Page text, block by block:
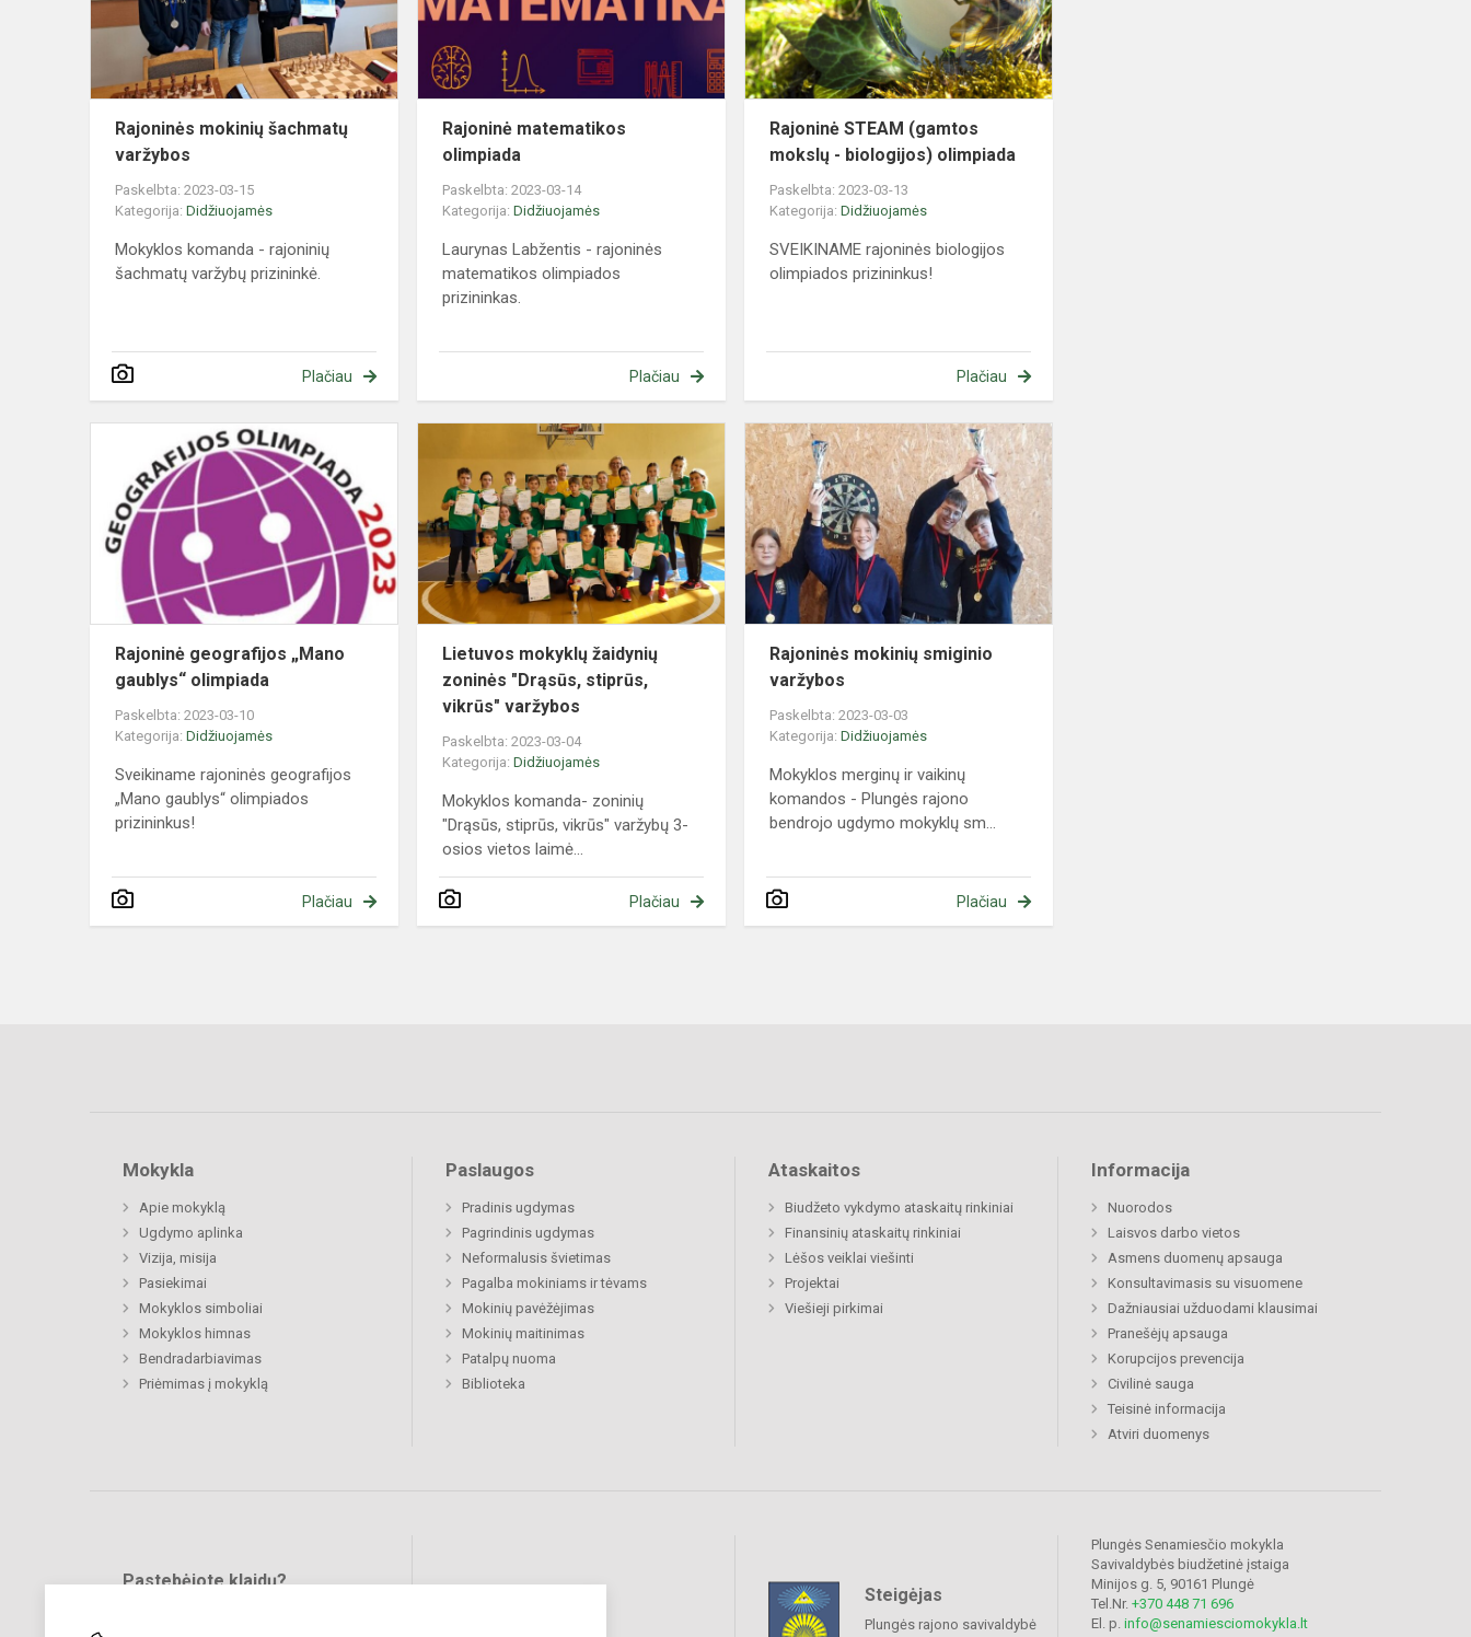
Rajoninės mokinių šachmatų
varžybos
Paskelbta: 2023-03-15
Kategorija: Didžiuojamės
Mokyklos komanda - rajoninių
šachmatų varžybų prizininkė.
Plačiau
Rajoninė matematikos
olimpiada
Paskelbta: 2023-03-14
Kategorija:Didžiuojamės
Laurynas Labžentis - rajoninės
matematikos olimpiados
prizininkas.
Plačiau
-
biologijos)
olimpiada
Rajoninė STEAM (gamtos
mokslų - biologijos) olimpiada
Paskelbta: 2023-03-13
Kategorija:Didžiuojamės
SVEIKINAME rajoninės biologijos
olimpiados prizininkus!
Plačiau
gaublys“
olimpiada
Rajoninė geografijos „Mano
gaublys“ olimpiada
Paskelbta: 2023-03-10
Kategorija: Didžiuojamės
Sveikiname rajoninės geografijos
„Mano gaublys“ olimpiados
prizininkus!
Plačiau
Lietuvos
mokyklų
žaidynių
zoninės
"Drąsūs,
stiprūs,
vikrūs"...
Lietuvos mokyklų žaidynių
zoninės "Drąsūs, stiprūs,
vikrūs" varžybos
Paskelbta: 2023-03-04
Kategorija:Didžiuojamės
Mokyklos komanda- zoninių
"Drąsūs, stiprūs, vikrūs" varžybų 3-
osios vietos laimė...
Plačiau
Rajoninės
mokinių
varžybos
Rajoninės mokinių smiginio
varžybos
Paskelbta: 2023-03-03
Kategorija:Didžiuojamės
Mokyklos merginų ir vaikinų
komandos - Plungės rajono
bendrojo ugdymo mokyklų sm...
Plačiau
Mokykla
Apie mokyklą
Ugdymo aplinka
Vizija, misija
Pasiekimai
Mokyklos simboliai
Mokyklos himnas
Bendradarbiavimas
Priėmimas į mokyklą
Paslaugos
Pradinis ugdymas
Pagrindinis ugdymas
Neformalusis švietimas
Pagalba mokiniams ir tėvams
Mokinių pavėžėjimas
Mokinių maitinimas
Patalpų nuoma
Biblioteka
Ataskaitos
Biudžeto vykdymo ataskaitų rinkiniai
Finansinių ataskaitų rinkiniai
Lėšos veiklai viešinti
Projektai
Viešieji pirkimai
Informacija
Nuorodos
Laisvos darbo vietos
Asmens duomenų apsauga
Konsultavimasis su visuomene
Dažniausiai užduodami klausimai
Pranešėjų apsauga
Korupcijos prevencija
Civilinė sauga
Teisinė informacija
Atviri duomenys
Pastebėjote klaidų?
Steigėjas
Plungės rajono savivaldybė
Plungės Senamiesčio mokykla
Savivaldybės biudžetinė įstaiga
Minijos g. 5, 90161 Plungė
Tel.Nr. +370 448 71 696
El. p. info@senamiesciomokykla.lt